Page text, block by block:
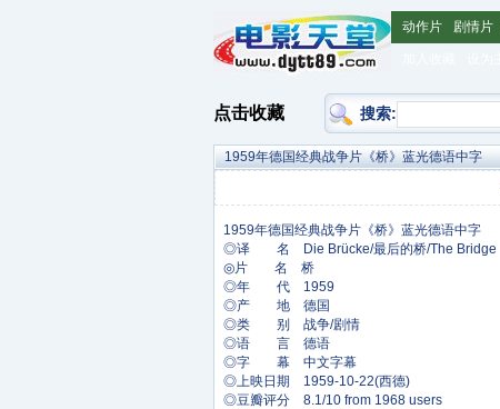
动作片 剧情片
点击收藏 搜索:
1959年德国经典战争片《桥》蓝光德语中字
◎译 名 Die Brücke/最后的桥/The Bridge
◎片 名 桥
◎年 代 1959
◎产 地 德国
◎类 别 战争/剧情
◎语 言 德语
◎字 幕 中文字幕
◎上映日期 1959-10-22(西德)
◎豆瓣评分 8.1/10 from 1968 users